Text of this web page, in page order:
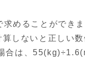
めることができ
しないと正しい
合は、